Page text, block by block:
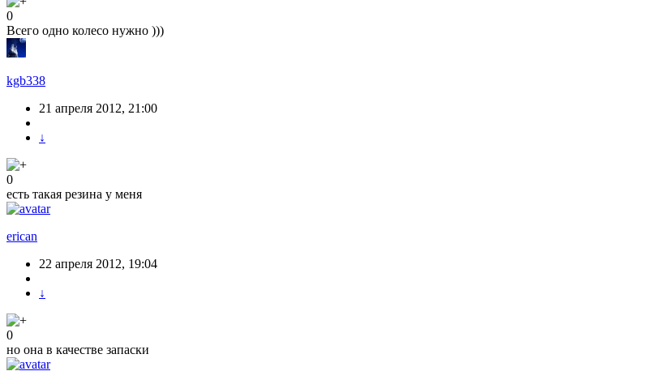
0
Всего одно колесо нужно )))
kgb338
21 апреля 2012, 21:00
↓
0
есть такая резина у меня
erican
22 апреля 2012, 19:04
↓
0
но она в качестве запаски